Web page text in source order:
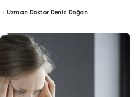
Posted
Uzman Doktor Deniz Doğan